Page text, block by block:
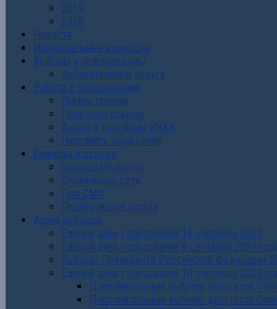
2019
2018
Новости
Избирательные комиссии
Выборы и референдумы
Избирательные округа
Работа с обращениями
График приема
Полезные ссылки
Адрес и телефоны ИККК
Направить обращение
Баннеры и ссылки
Законодательство
Социальные сети
Для СМИ
Политические партии
Архив выборов
Единый день голосования 14 сентября 2025
Единый день голосования 8 сентября 2024
Выборы Президента Российской Федерации
Единый день голосования 10 сентября 2023
Дополнительные выборы депутатов
Дополнительные выборы депутатов